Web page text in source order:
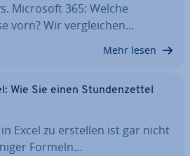
Microsoft 365: Welche
vorn? Wir ver­glei­chen…
Mehr lesen
Wie Sie einen Stun­den­zet­tel
Excel zu erstellen ist gar nicht
Formeln…